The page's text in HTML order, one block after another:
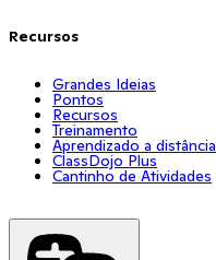
Recursos
Grandes Ideias
Pontos
Recursos
Treinamento
Aprendizado a distância
ClassDojo Plus
Cantinho de Atividades